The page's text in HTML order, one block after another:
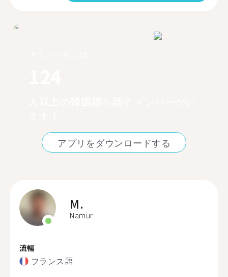
アプリをダウンロードする
M.
Namur
流暢
フランス語